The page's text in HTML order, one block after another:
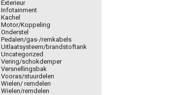
Exterieur
Infotainment
Kachel
Motor/Koppeling
Onderstel
Pedalen/gas-/remkabels
Uitlaatsysteem/brandstoftank
Uncategorized
Vering/schokdemper
Versnellingsbak
Vooras/stuurdelen
Wielen/ remdelen
Wielen/remdelen